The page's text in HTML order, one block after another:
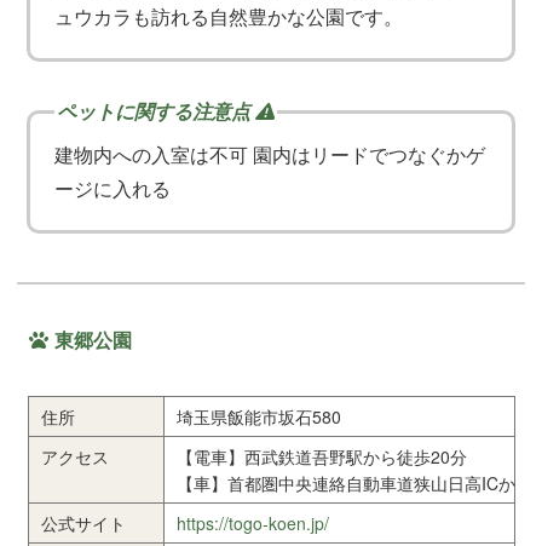
ュウカラも訪れる自然豊かな公園です。
建物内への入室は不可 園内はリードでつなぐかゲ
ージに入れる
東郷公園
住所
埼玉県飯能市坂石580
アクセス
【電車】西武鉄道吾野駅から徒歩20分
【車】首都圏中央連絡自動車道狭山日高ICから
公式サイト
https://togo-koen.jp/